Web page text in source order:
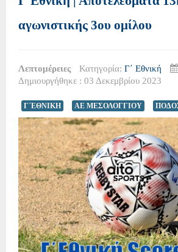
αγωνιστικής 3ου ομίλου
Λεπτομέρειες Κατηγορία: Γ΄ Εθνική
Δημιουργήθηκε : 03 Δεκεμβρίου 2023
Γ΄ΕΘΝΙΚΗ ΑΕ ΜΕΣΟΛΟΓΓΙΟΥ